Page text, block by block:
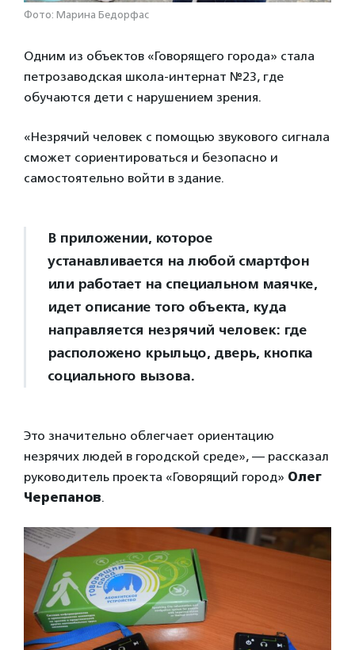
Фото: Марина Бедорфас
Одним из объектов «Говорящего города» стала
петрозаводская школа-интернат №23, где
обучаются дети с нарушением зрения.
«Незрячий человек с помощью звукового сигнала
сможет сориентироваться и безопасно и
самостоятельно войти в здание.
В приложении, которое
устанавливается на любой смартфон
или работает на специальном маячке,
идет описание того объекта, куда
направляется незрячий человек: где
расположено крыльцо, дверь, кнопка
социального вызова.
Это значительно облегчает ориентацию
незрячих людей в городской среде», — рассказал
руководитель проекта «Говорящий город» Олег
Черепанов.